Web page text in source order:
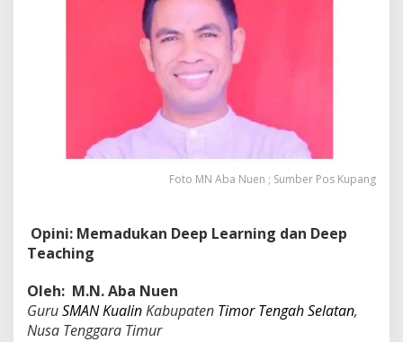
n
n
D
e
Foto MN Aba Nuen ; Sumber Pos Kupang
Opini: Memadukan Deep Learning dan Deep
Teaching
Oleh: M.N. Aba Nuen
GuruSMAN KualinKabupaten Timor Tengah Selatan,
Nusa Tenggara Timur